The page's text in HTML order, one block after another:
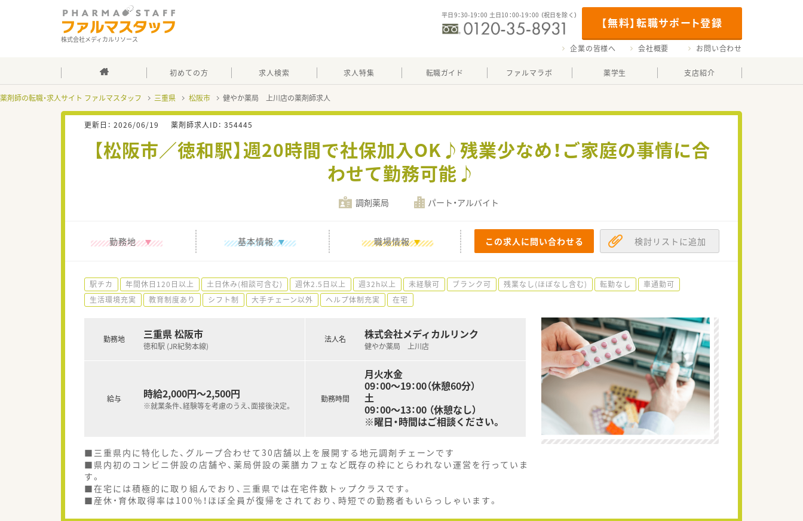
株式会社メディカルリソース
【無料】転職サポート登録
平日9：30-19：00 土日10：00-19：00 （祝日を除く）
企業の皆様へ 会社概要 お問い合わせ
初めての方 求人検索 求人特集 転職ガイド ファルマラボ 薬学生 支店紹介
薬剤師の転職・求人サイト ファルマスタッフ 三重県 松阪市 健やか薬局 上川店の薬剤師求人
更新日： 2026/06/19 薬剤師求人ID： 354445
【松阪市／徳和駅】週20時間で社保加入OK♪残業少なめ！ご家庭の事情に合
わせて勤務可能♪
調剤薬局 パート・アルバイト
勤務地 基本情報 職場情報 この求人に問い合わせる 検討リストに追加
駅チカ 年間休日120日以上 土日休み(相談可含む) 週休2.5日以上 週32h以上 未経験可 ブランク可 残業なし(ほぼなし含む) 転勤なし
車通勤可
生活環境充実
教育制度あり シフト制 大手チェーン以外 ヘルプ体制充実 在宅
勤務地 三重県 松阪市
徳和駅 (JR紀勢本線)
給与 時給2,000円～2,500円
※就業条件、経験等を考慮のうえ、面接後決定。
法人名 株式会社メディカルリンク
健やか薬局 上川店
勤務時間
月火水金
09：00～19：00（休憩60分）
土
09：00～13：00 （休憩なし）
※曜日・時間はご相談ください。
■三重県内に特化した、グループ合わせて30店舗以上を展開する地元調剤チェーンです
■県内初のコンビニ併設の店舗や、薬局併設の薬膳カフェなど既存の枠にとらわれない運営を行っていま
す。
■在宅には積極的に取り組んでおり、三重県では在宅件数トップクラスです。
■産休・育休取得率は100％！ほぼ全員が復帰をされており、時短での勤務者もいらっしゃいます。